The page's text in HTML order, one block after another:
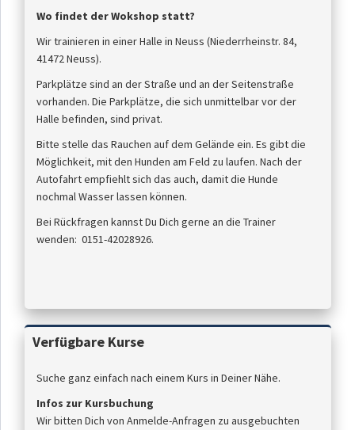
Wo findet der Wokshop statt?
Wir trainieren in einer Halle in Neuss (Niederrheinstr. 84,
41472 Neuss).
Parkplätze sind an der Straße und an der Seitenstraße
vorhanden. Die Parkplätze, die sich unmittelbar vor der
Halle befinden, sind privat.
Bitte stelle das Rauchen auf dem Gelände ein. Es gibt die
Möglichkeit, mit den Hunden am Feld zu laufen. Nach der
Autofahrt empfiehlt sich das auch, damit die Hunde
nochmal Wasser lassen können.
Bei Rückfragen kannst Du Dich gerne an die Trainer
wenden: 0151-42028926.
Verfügbare Kurse
Suche ganz einfach nach einem Kurs in Deiner Nähe.
Infos zur Kursbuchung
Wir bitten Dich von Anmelde-Anfragen zu ausgebuchten